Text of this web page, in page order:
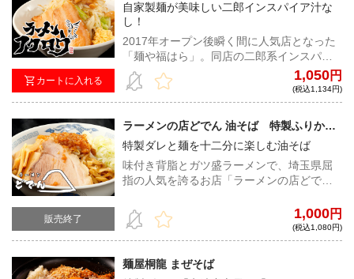
カートに入れる
自家製麺が美味しい二郎インスパイア汁な
し！
2017年オープン後瞬く間に人気店となった
「麺や福はら」。同店の二郎系インスパイ
アのセカンドブランドである「ラーメンフ
クロウ」。製粉会社と綿密に調整を行っ
た、オリジナル配合の小麦粉でつくる自家
1,050円
(税込1,134円)
販売終了
ラーメンの店どでん 油そば 特製ふりかけ
付き
特製ダレと麺を十二分に楽しむ油そば
味付き背脂とガツ盛ラーメンで、埼玉県屈
指の人気を誇るお店「ラーメンの店どで
家製平打ち極太麺に、豚の旨味溢れるタレ
が絶妙なバランス。胡麻・桜エビ・刻み海
苔・揚げかすのふりかけ付き！
1,000円
(税込1,080円)
麺屋桐龍 まぜそば